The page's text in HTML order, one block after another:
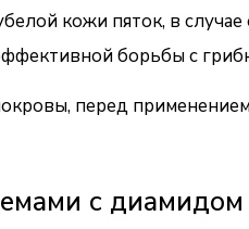
кожи пяток, в
борьбы с
перед
с